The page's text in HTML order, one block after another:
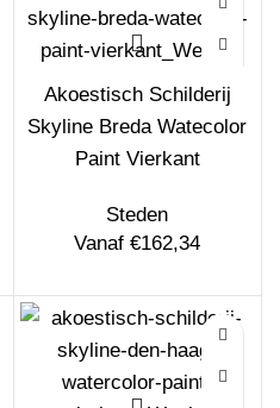
Akoestisch Schilderij
Skyline Breda Watecolor
Paint Vierkant
Steden
Vanaf€162,34